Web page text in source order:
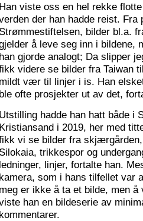
Han viste oss en hel rekke
der han hadde reist. Fra
Strømmestiftelsen, bilder bl.a.
å leve seg inn i bildene,
han gjorde analogt; Da slipper
videre se bilder fra Taiwan
mildt vær til linjer i is. Han
ble ofte prosjekter ut av det,
Utstilling hadde han hatt både i
Kristiansand i 2019, her med
vi se bilder fra
Silokaia, trikkespor og
ledninger, linjer, fortalte han.
kamera, som i hans tilfellet var
meg er ikke å ta et bilde, men
han en bildeserie av
kommentarer.